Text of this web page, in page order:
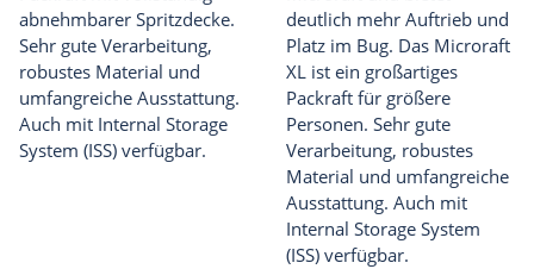
abnehmbarer Spritzdecke.
Sehr gute Verarbeitung,
robustes Material und
umfangreiche Ausstattung.
Auch mit Internal Storage
System (ISS) verfügbar.
deutlich mehr Auftrieb und
Platz im Bug. Das Microraft
XL ist ein großartiges
Packraft für größere
Personen. Sehr gute
Verarbeitung, robustes
Material und umfangreiche
Ausstattung. Auch mit
Internal Storage System
(ISS) verfügbar.